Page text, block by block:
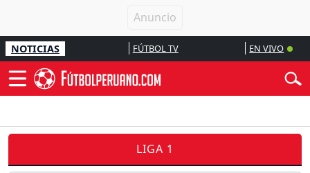
NOTICIAS FÚTBOL TV EN VIVO
LIGA 1